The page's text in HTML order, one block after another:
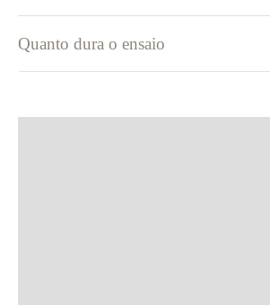
Quanto dura o ensaio